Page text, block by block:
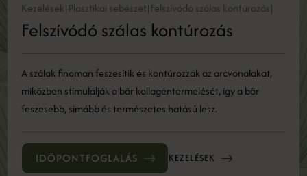
Kezelések|Plasztikai sebészet|Felszívódó szálas kontúrozás|
Felszívódó szálas kontúrozás
A szálak finoman feszesítik és kontúrozzák az arcvonalakat,
miközben stimulálják a bőr kollagéntermelését, így a bőr
feszesebb, simább és természetes hatású lesz.
IDŐPONTFOGLALÁS KEZELÉSEK